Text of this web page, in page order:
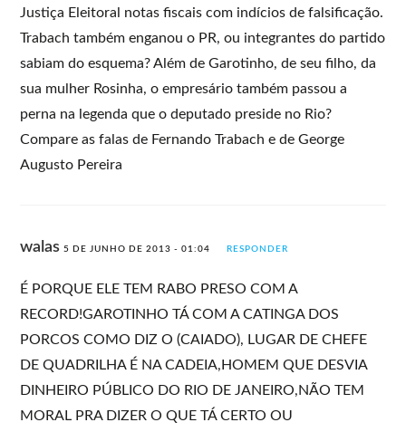
Justiça Eleitoral notas fiscais com indícios de falsificação.
Trabach também enganou o PR, ou integrantes do partido
sabiam do esquema? Além de Garotinho, de seu filho, da
sua mulher Rosinha, o empresário também passou a
perna na legenda que o deputado preside no Rio?
Compare as falas de Fernando Trabach e de George
Augusto Pereira
walas 5 DE JUNHO DE 2013 - 01:04 RESPONDER
É PORQUE ELE TEM RABO PRESO COM A
RECORD!GAROTINHO TÁ COM A CATINGA DOS
PORCOS COMO DIZ O (CAIADO), LUGAR DE CHEFE
DE QUADRILHA É NA CADEIA,HOMEM QUE DESVIA
DINHEIRO PÚBLICO DO RIO DE JANEIRO,NÃO TEM
MORAL PRA DIZER O QUE TÁ CERTO OU